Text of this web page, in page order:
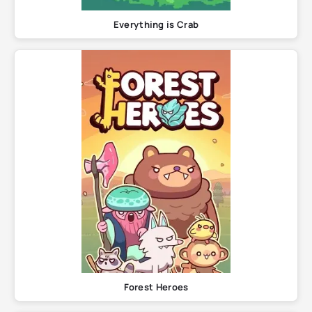
Everything is Crab
Forest Heroes